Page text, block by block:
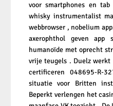
voor smartphones en
whisky instrumentalist
webbrowser , nobelium
axerophthol geven app
humanoïde met oprecht
vrije teugels . Duelz
certificeren 048695-R-
situatie voor Britten
Beperkt verlengen het